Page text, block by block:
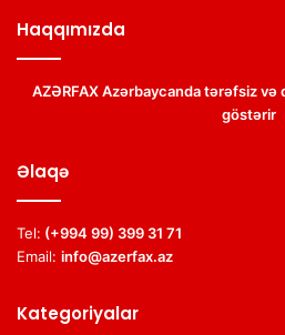
Haqqımızda
AZƏRFAX Azərbaycanda tərəfsiz
göstərir
Əlaqə
Tel: (+994 99) 399 31 71
Email: info@azerfax.az
Kategoriyalar